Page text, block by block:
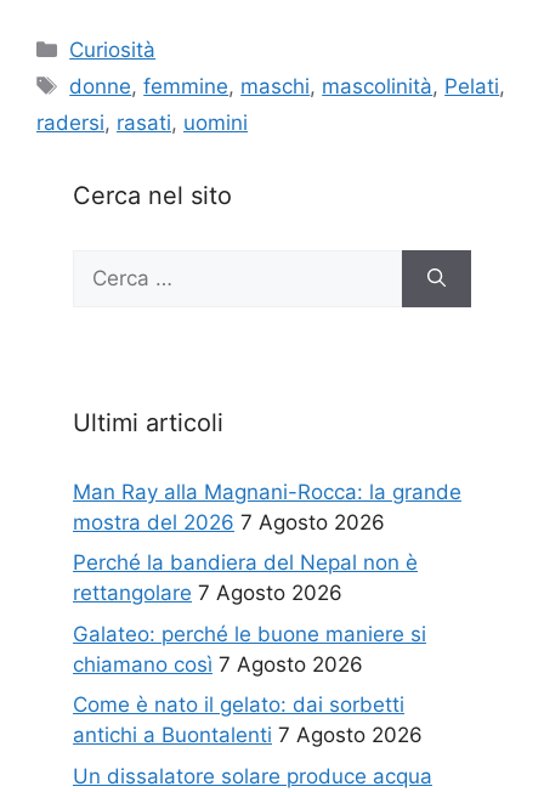
Categorie
Curiosità
Tag
donne,femmine, maschi, mascolinità, Pelati,
radersi, rasati, uomini
Cerca nel sito
per:
Ultimi articoli
Man Ray alla Magnani-Rocca: la grande
mostra del 2026 7 Agosto 2026
Perché la bandiera del Nepal non è
rettangolare 7 Agosto 2026
Galateo: perché le buone maniere si
chiamano così 7 Agosto 2026
Come è nato il gelato: dai sorbetti
antichi a Buontalenti 7 Agosto 2026
Un dissalatore solare produce acqua